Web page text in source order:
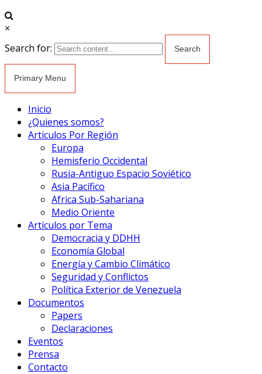
×
Search for:
Primary Menu
Inicio
¿Quienes somos?
Articulos Por Región
Europa
Hemisferio Occidental
Rusia-Antiguo Espacio Soviético
Asia Pacífico
Africa Sub-Sahariana
Medio Oriente
Artículos por Tema
Democracia y DDHH
Economía Global
Energía y Cambio Climático
Seguridad y Conflictos
Política Exterior de Venezuela
Documentos
Papers
Declaraciones
Eventos
Prensa
Contacto